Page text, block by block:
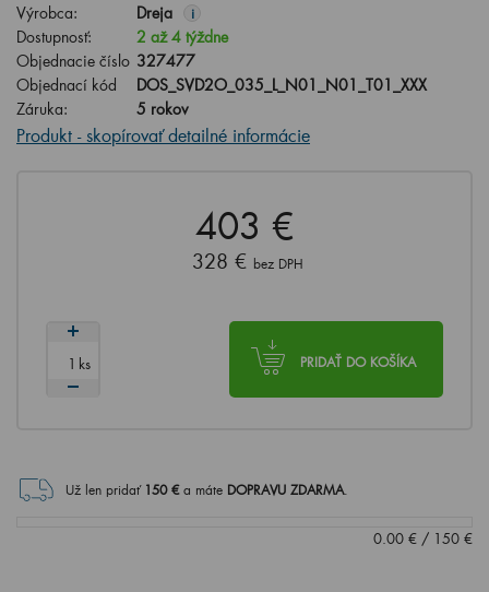
Výrobca: Dreja i
Dostupnosť:
2 až 4 týždne
Objednacie číslo 327477
Objednací kód
DOS_SVD2O_035_L_N01_N01_T01_XXX
Záruka:
5 rokov
Produkt - skopírovať detailné informácie
403 €
328 € bez DPH
PRIDAŤ DO KOŠÍKA
ks
Už len pridať 150€ a máte DOPRAVU ZDARMA.
0.00 € / 150 €